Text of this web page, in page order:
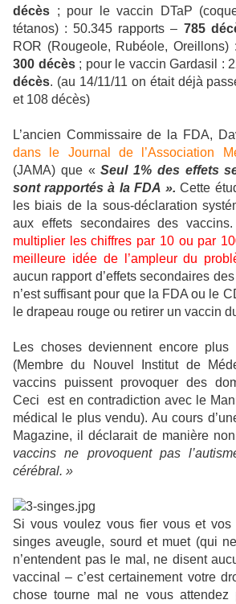
décès ; pour le vaccin DTaP
tétanos) : 50.345 rapports – 785
ROR (Rougeole, Rubéole, Oreillons)
300 décès; pour le vaccin Gardasil :
décès. (au 14/11/11 on était déjà
et 108 décès)
L’ancien Commissaire de la FDA,
dans le Journal de l’Association
(JAMA) que «Seul 1% des effets
sont rapportés à la FDA ». Cette
les biais de la sous-déclaration
aux effets secondaires des vaccins.
multiplier les chiffres par 10 ou par
meilleure idée de l’ampleur du
aucun rapport d’effets secondaires
n’est suffisant pour que la FDA ou le
le drapeau rouge ou retirer un vaccin
Les choses deviennent encore
(Membre du Nouvel Institut de
vaccins puissent provoquer des
Ceci
est en contradiction avec le
médical le plus vendu). Au cours
Magazine, il déclarait de manière
vaccins ne provoquent pas
cérébral. »
Si vous voulez vous fier vous et
singes aveugle, sourd et muet (qui
n’entendent pas le mal, ne disent
vaccinal – c’est certainement votre
chose tourne mal ne vous